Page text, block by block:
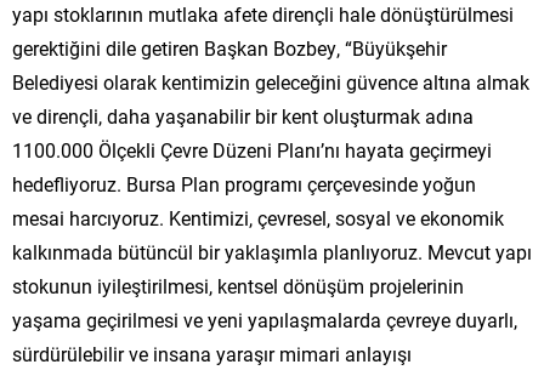
yapı stoklarının mutlaka afete dirençli hale dönüştürülmesi
gerektiğini dile getiren Başkan Bozbey, “Büyükşehir
Belediyesi olarak kentimizin geleceğini güvence altına almak
ve dirençli, daha yaşanabilir bir kent oluşturmak adına
1100.000 Ölçekli Çevre Düzeni Planı’nı hayata geçirmeyi
hedefliyoruz. Bursa Plan programı çerçevesinde yoğun
mesai harcıyoruz. Kentimizi, çevresel, sosyal ve ekonomik
kalkınmada bütüncül bir yaklaşımla planlıyoruz. Mevcut yapı
stokunun iyileştirilmesi, kentsel dönüşüm projelerinin
yaşama geçirilmesi ve yeni yapılaşmalarda çevreye duyarlı,
sürdürülebilir ve insana yaraşır mimari anlayışı